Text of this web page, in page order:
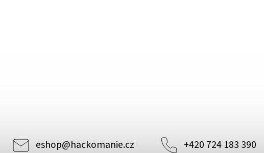
eshop@hackomanie.cz +420 724 183 390